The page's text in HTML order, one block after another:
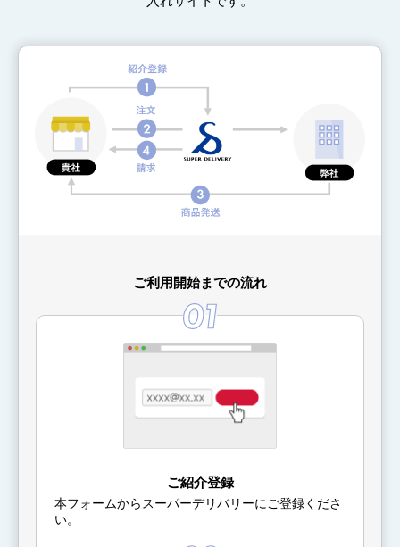
ご利用開始までの流れ
ご紹介登録
本フォームからスーパーデリバリーにご登録くださ
い。